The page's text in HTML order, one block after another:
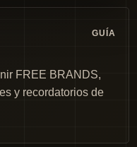
GUÍA
FREE BRANDS,
y recordatorios de